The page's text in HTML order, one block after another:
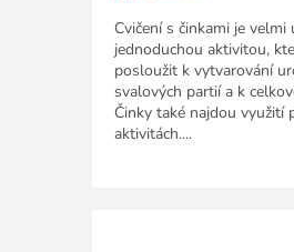
Cvičení s činkami je velmi
jednoduchou aktivitou,
posloužit k vytvarování
svalových partií a k
Činky také najdou využití
aktivitách....